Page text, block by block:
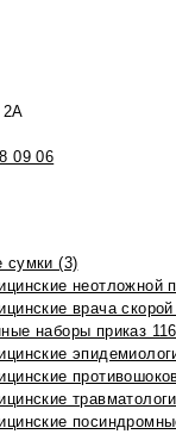
2А
09 06
сумки (3)
неотложной
врача
наборы приказ